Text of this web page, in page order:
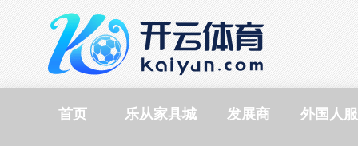
首页 乐从家具城 发展商 外国人